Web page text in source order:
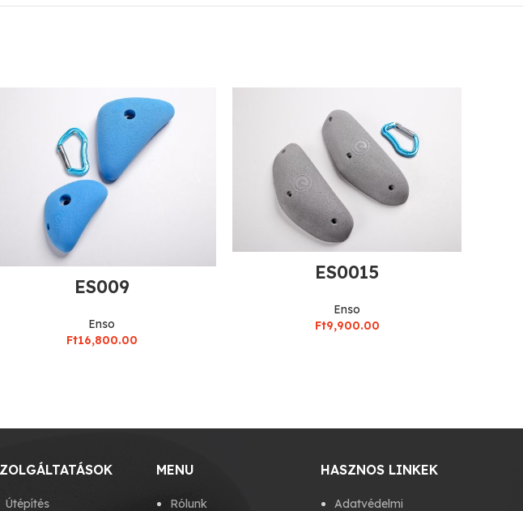
ES009
Enso
Ft16,800.00
ES0015
Enso
Ft9,900.00
Útépítés
MENU
Rólunk
HASZNOS LINKEK
Adatvédelmi